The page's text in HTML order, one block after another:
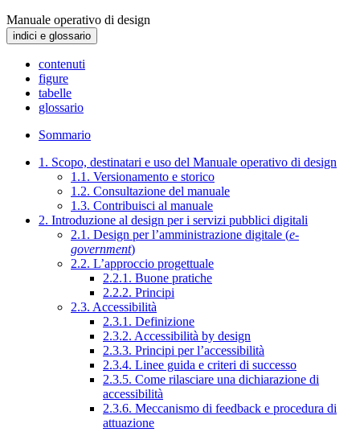
Manuale operativo di design
indici e glossario
contenuti
figure
tabelle
glossario
Sommario
1. Scopo, destinatari e uso del Manuale operativo di design
1.1. Versionamento e storico
1.2. Consultazione del manuale
1.3. Contribuisci al manuale
2. Introduzione al design per i servizi pubblici digitali
2.1. Design per l’amministrazione digitale (e-
government)
2.2. L’approccio progettuale
2.2.1. Buone pratiche
2.2.2. Principi
2.3. Accessibilità
2.3.1. Definizione
2.3.2. Accessibilità by design
2.3.3. Principi per l’accessibilità
2.3.4. Linee guida e criteri di successo
2.3.5. Come rilasciare una dichiarazione di
accessibilità
2.3.6. Meccanismo di feedback e procedura di
attuazione